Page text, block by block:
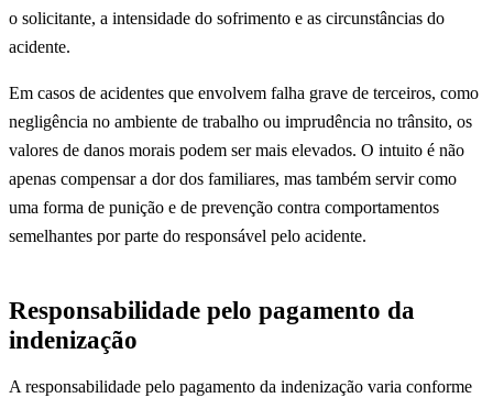
o solicitante, a intensidade do sofrimento e as circunstâncias do
acidente.
Em casos de acidentes que envolvem falha grave de terceiros, como
negligência no ambiente de trabalho ou imprudência no trânsito, os
valores de danos morais podem ser mais elevados. O intuito é não
apenas compensar a dor dos familiares, mas também servir como
uma forma de punição e de prevenção contra comportamentos
semelhantes por parte do responsável pelo acidente.
Responsabilidade pelo pagamento da
indenização
A responsabilidade pelo pagamento da indenização varia conforme